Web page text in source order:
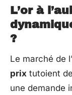
L’or à
?
Le marché de
prix tutoient
une demande